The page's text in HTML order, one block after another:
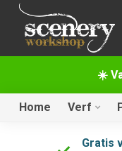
☀️
Home Verf
Gratis